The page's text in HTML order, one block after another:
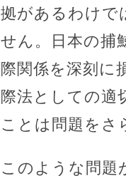
拠があるわけで
せん。日本の捕
際関係を深刻に
際法としての適
ことは問題をさ
このような問題